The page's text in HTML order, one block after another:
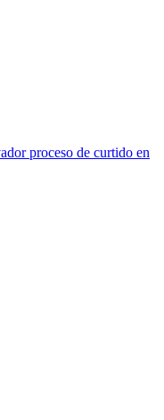
proceso de curtido en